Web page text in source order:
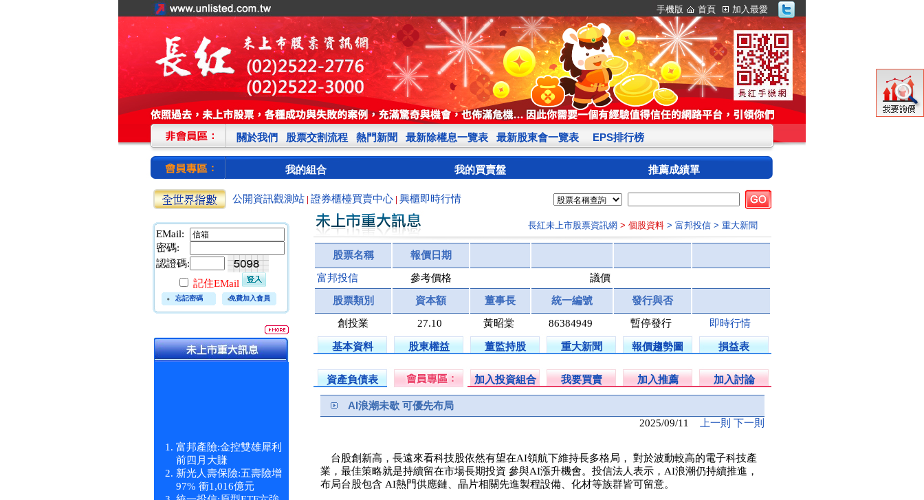
手機版 首頁 加入最愛
關於我們 股票交割流程 熱門新聞 最新除權息一覽表 最新股東會一覽表 EPS排行榜
我的組合 我的買賣盤 推薦成績單
公開資訊觀測站 證券櫃檯買賣中心 興櫃即時行情
EMail:
密碼:
認證碼:
記住EMail
忘記密碼 免費加入會員
富邦產險:金控雙雄犀利
前四月大賺
新光人壽保險:五壽險增
97% 衝1,016億元
統一投信:原型ETF六強
長紅未上市股票資訊網 > 個股資料 > 富邦投信 > 重大新聞
股票名稱 報價日期
富邦投信 參考價格 議價
股票類別 資本額 董事長 統一編號 發行與否
創投業 27.10 黃昭棠 86384949 暫停發行 即時行情
基本資料 股東權益 董監持股 重大新聞 報價趨勢圖 損益表
資產負債表 加入投資組合 我要買賣 加入推薦 加入討論
AI浪潮未歇 可優先布局
2025/09/11 上一則 下一則
台股創新高，長遠來看科技股依然有望在AI領航下維持長多格局， 對於波動較高的電子科技產
業，最佳策略就是持續留在市場長期投資 參與AI漲升機會。投信法人表示，AI浪潮仍持續推進，
布局台股包含 AI熱門供應鏈、晶片相關先進製程設備、化材等族群皆可留意。